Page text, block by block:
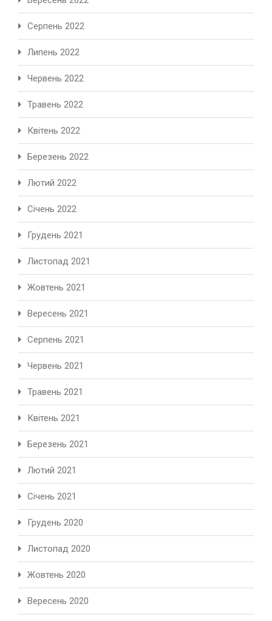
Серпень 2022
Липень 2022
Червень 2022
Травень 2022
Квітень 2022
Березень 2022
Лютий 2022
Січень 2022
Грудень 2021
Листопад 2021
Жовтень 2021
Вересень 2021
Серпень 2021
Червень 2021
Травень 2021
Квітень 2021
Березень 2021
Лютий 2021
Січень 2021
Грудень 2020
Листопад 2020
Жовтень 2020
Вересень 2020